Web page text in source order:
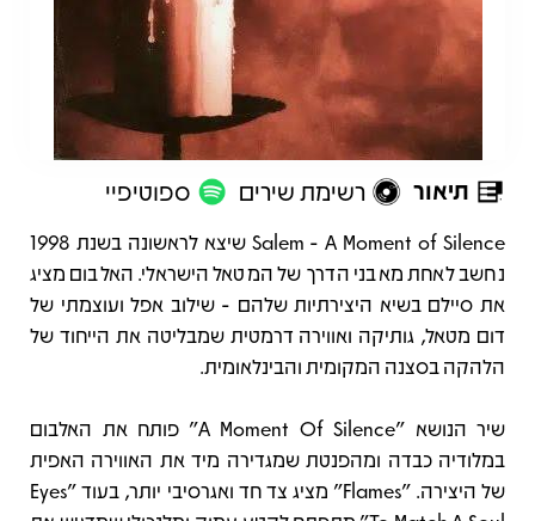
תיאור רשימת שירים ספוטיפיי
תיאור
Salem - A Moment of Silence שיצא לראשונה בשנת 1998
נחשב לאחת מאבני הדרך של המטאל הישראלי. האלבום מציג
את סיילם בשיא היצירתיות שלהם - שילוב אפל ועוצמתי של
דום מטאל, גותיקה ואווירה דרמטית שמבליטה את הייחוד של
הלהקה בסצנה המקומית והבינלאומית.
שיר הנושא "A Moment Of Silence" פותח את האלבום
במלודיה כבדה ומהפנטת שמגדירה מיד את האווירה האפית
של היצירה. "Flames" מציג צד חד ואגרסיבי יותר, בעוד "Eyes